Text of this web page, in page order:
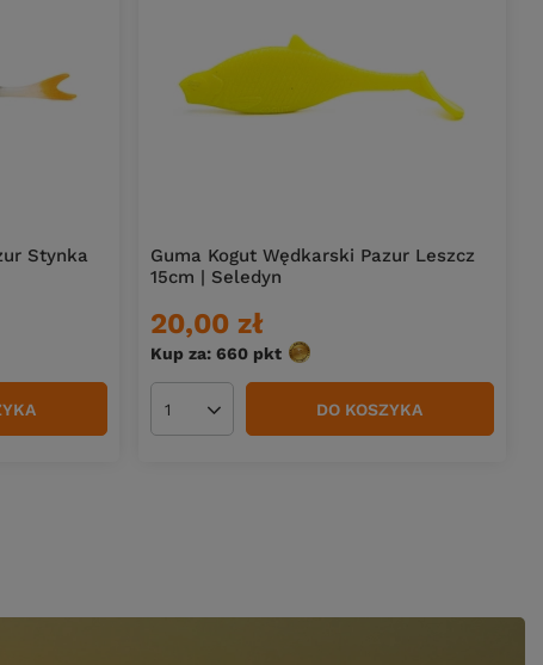
Stynka
Guma Kogut Wędkarski Pazur Leszcz
15cm | Seledyn
20,00 zł
Kup za: 660 pktpunktów
Ilość produktów DO KOSZYKA